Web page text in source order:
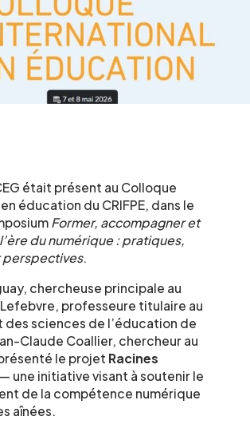
était présent au Colloque
éducation du CRIFPE, dans le
Former, accompagner et
du numérique : pratiques,
.
chercheuse principale au
Lefebvre, professeure titulaire au
des sciences de l’éducation de
Claude Coallier, chercheur au
le projet Racines
— une initiative visant à soutenir le
de la compétence numérique
aînées.